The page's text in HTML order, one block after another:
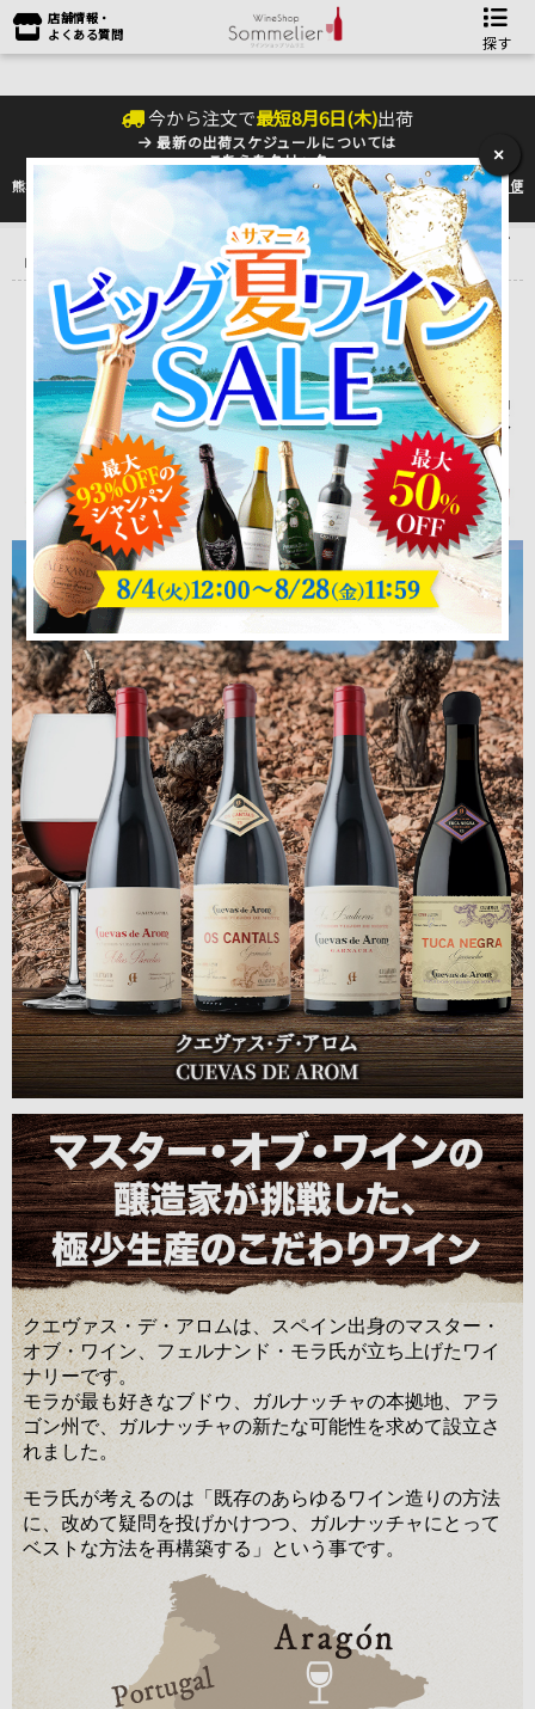
店舗情報・
よくある質問
探す
今から注文で最短8月6日(木)出荷
最新の出荷スケジュールについては
こちらをクリック
熊本地震の影響により九州への配送に遅れが生じております。最新情報は佐川急便
のHP
をご確認下さい。
産地で探す ＞ スペイン ＞アラゴン ＞クエヴァス・デ・ア
ロム CUEVAS DE AROM
クエヴァス・デ・アロム
CUEVAS DE AROM
クエヴァス・デ・アロムは、スペイン出身のマスター・
オブ・ワイン、フェルナンド・モラ氏が立ち上げたワイ
ナリーです。
モラが最も好きなブドウ、ガルナッチャの本拠地、アラ
ゴン州で、ガルナッチャの新たな可能性を求めて設立さ
れました。
モラ氏が考えるのは「既存のあらゆるワイン造りの方法
に、改めて疑問を投げかけつつ、ガルナッチャにとって
ベストな方法を再構築する」という事です。
×